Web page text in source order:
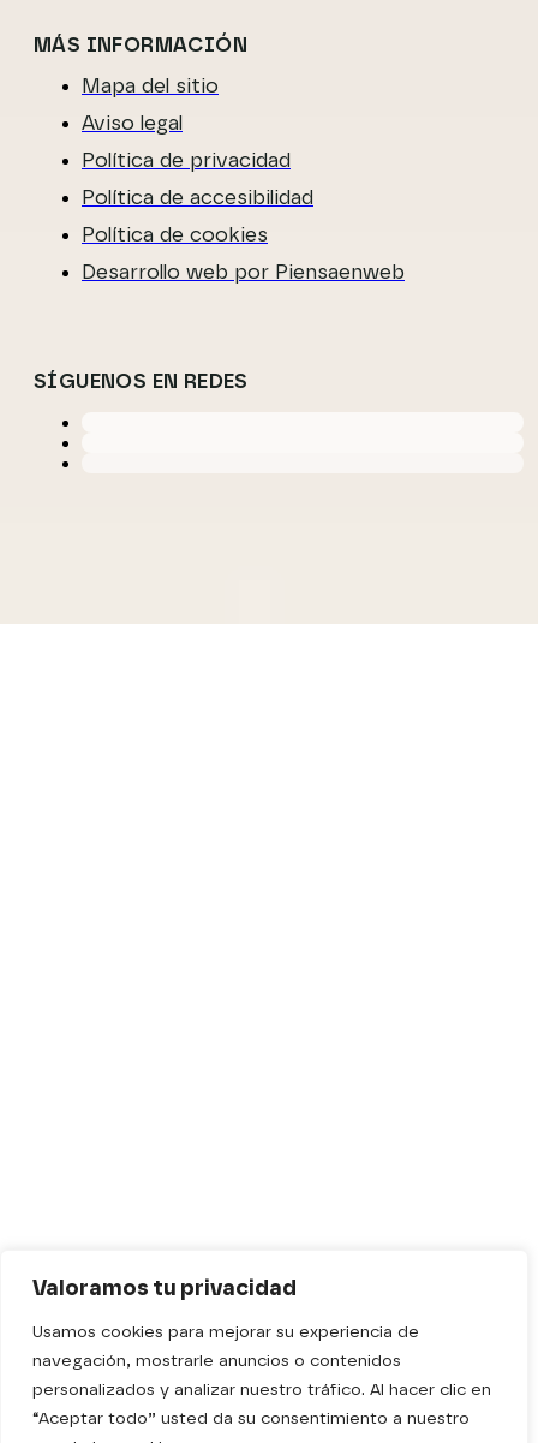
Valoramos tu privacidad
Usamos cookies para mejorar su experiencia de
navegación, mostrarle anuncios o contenidos
personalizados y analizar nuestro tráfico. Al hacer clic en
“Aceptar todo” usted da su consentimiento a nuestro
MÁS INFORMACIÓN
Mapa del sitio
Aviso legal
Política de privacidad
Política de accesibilidad
Política de cookies
Desarrollo web por Piensaenweb
SÍGUENOS EN REDES